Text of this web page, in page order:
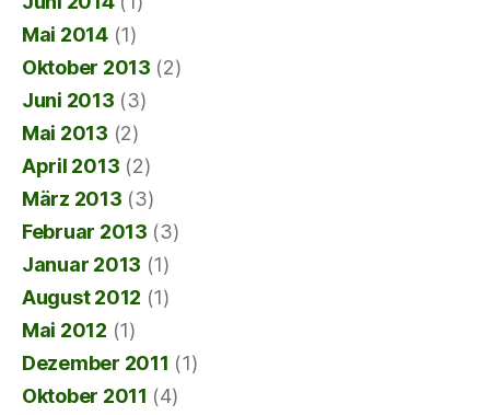
Mai 2014(1)
Oktober 2013 (2)
Juni 2013 (3)
Mai 2013 (2)
April 2013 (2)
März 2013 (3)
Februar 2013 (3)
Januar 2013 (1)
August 2012 (1)
Mai 2012 (1)
Dezember 2011 (1)
Oktober 2011 (4)